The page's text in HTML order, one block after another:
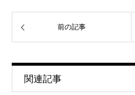
前の記事
関連記事